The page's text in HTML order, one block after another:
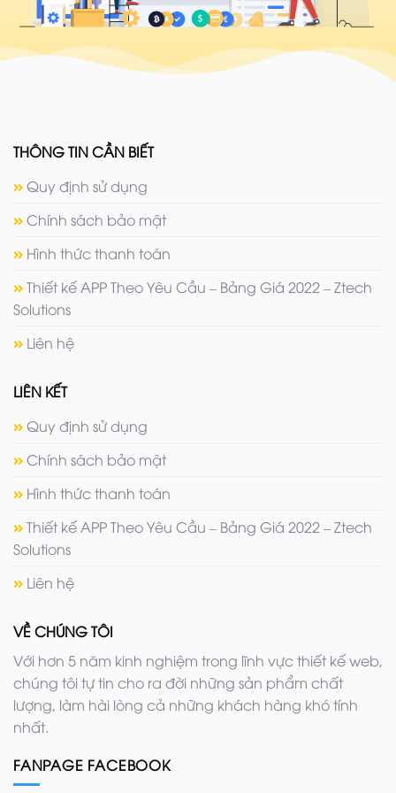
THÔNG TIN CẦN BIẾT
Quy định sử dụng
Chính sách bảo mật
Hình thức thanh toán
Thiết kế APP Theo Yêu Cầu – Bảng Giá 2022 – Ztech
Solutions
Liên hệ
LIÊN KẾT
Quy định sử dụng
Chính sách bảo mật
Hình thức thanh toán
Thiết kế APP Theo Yêu Cầu – Bảng Giá 2022 – Ztech
Solutions
Liên hệ
VỀ CHÚNG TÔI
Với hơn 5 năm kinh nghiệm trong lĩnh vực thiết kế web,
chúng tôi tự tin cho ra đời những sản phẩm chất
lượng, làm hài lòng cả những khách hàng khó tính
nhất.
FANPAGE FACEBOOK